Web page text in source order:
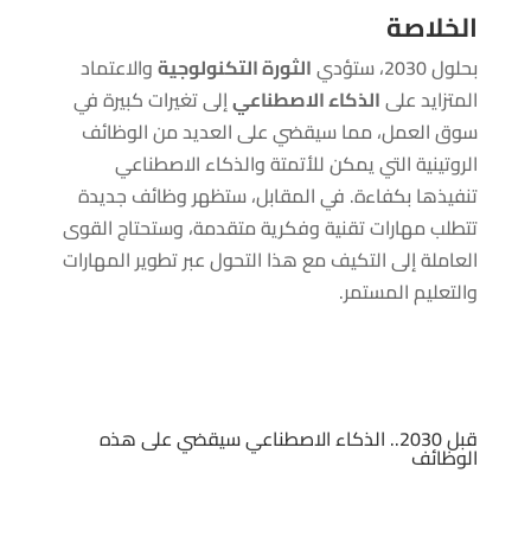
الخلاصة
بحلول 2030، ستؤدي الثورة التكنولوجيةوالاعتماد
المتزايد علىالذكاء الاصطناعيإلى تغيرات كبيرة في
سوق العمل، مما سيقضي على العديد من الوظائف
الروتينية التي يمكن للأتمتة والذكاء الاصطناعي
تنفيذها بكفاءة. في المقابل، ستظهر وظائف جديدة
تتطلب مهارات تقنية وفكرية متقدمة، وستحتاج القوى
العاملة إلى التكيف مع هذا التحول عبر تطوير المهارات
والتعليم المستمر.
قبل 2030.. الذكاء الاصطناعي سيقضي على هذه
الوظائف